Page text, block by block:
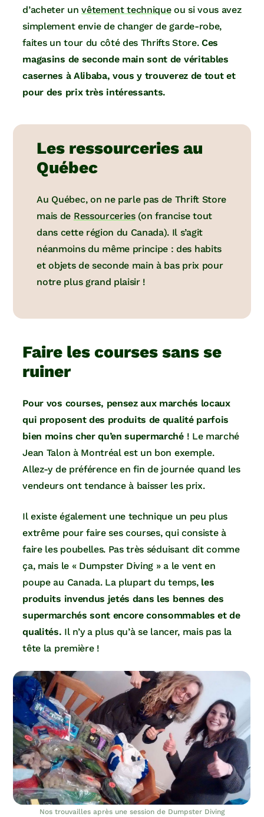
d’acheter unvêtement techniqueou si vous avez
simplement envie de changer de garde-robe,
faites un tour du côté des Thrifts Store. Ces
magasins de seconde main sont de véritables
casernes à Alibaba, vous y trouverez de tout et
pour des prix très intéressants.
Les ressourceries au
Québec
Au Québec, on ne parle pas de Thrift Store
mais de Ressourceries(on francise tout
dans cette région du Canada). Il s’agit
néanmoins du même principe : des habits
et objets de seconde main à bas prix pour
notre plus grand plaisir !
Faire les courses sans se
ruiner
Pour vos courses, pensez aux marchés locaux
qui proposent des produits de qualité parfois
bien moins cher qu’en supermarché! Le marché
Jean Talon à Montréal est un bon exemple.
Allez-y de préférence en fin de journée quand les
vendeurs ont tendance à baisser les prix.
Il existe également une technique un peu plus
extrême pour faire ses courses, qui consiste à
faire les poubelles. Pas très séduisant dit comme
ça, mais le « Dumpster Diving » a le vent en
poupe au Canada. La plupart du temps, les
produits invendus jetés dans les bennes des
supermarchés sont encore consommables et de
qualités. Il n’y a plus qu’à se lancer, mais pas la
tête la première !
Nos trouvailles après une session de Dumpster Diving